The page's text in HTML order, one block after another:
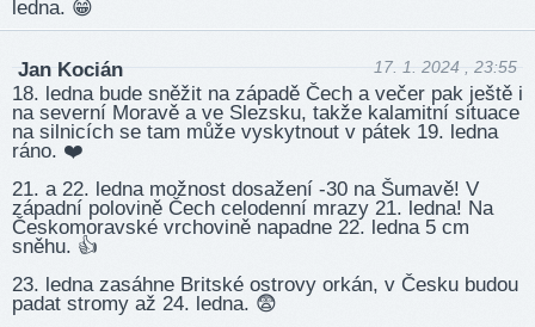
ledna. 😁
Jan Kocián 17. 1. 2024 , 23:55
18. ledna bude sněžit na západě Čech a večer pak ještě i
na severní Moravě a ve Slezsku, takže kalamitní situace
na silnicích se tam může vyskytnout v pátek 19. ledna
ráno. ❤️‍
21. a 22. ledna možnost dosažení -30 na Šumavě! V
západní polovině Čech celodenní mrazy 21. ledna! Na
Českomoravské vrchovině napadne 22. ledna 5 cm
sněhu. 👍
23. ledna zasáhne Britské ostrovy orkán, v Česku budou
padat stromy až 24. ledna. 😨